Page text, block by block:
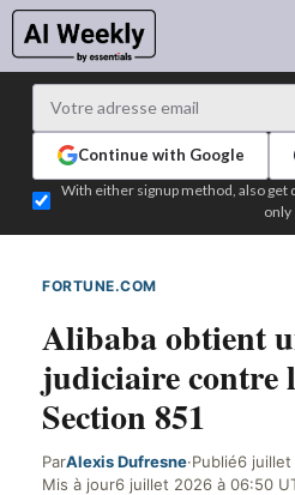
Continue with Google
With either signup method, also get
only
FORTUNE.COM
Alibaba obtient
judiciaire
Section 851
ParAlexis Dufresne·Publié6 juillet
Mis à jour6 juillet 2026 à 06:50